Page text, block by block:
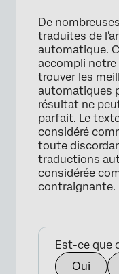
De
traduites de
automatique.
accompli
trouver les
automatiques
résultat ne
parfait. Le
considéré
toute
traductions
considérée
contraignante.
Est-ce que
Oui